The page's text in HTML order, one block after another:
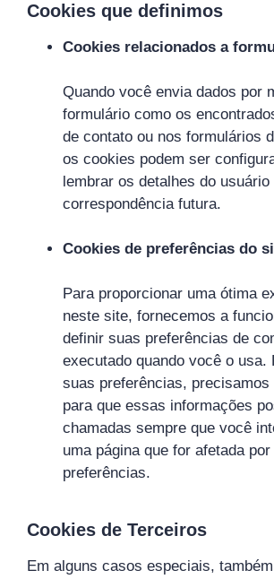
Cookies que definimos
Cookies relacionados a
Quando você envia dados por
formulário como os
de contato ou nos formulários
os cookies podem ser
lembrar os detalhes do usuário
correspondência futura.
Cookies de preferências do
Para proporcionar uma ótima
neste site, fornecemos a
definir suas preferências de
executado quando você o usa.
suas preferências,
para que essas informações
chamadas sempre que você
uma página que for afetada
preferências.
Cookies de Terceiros
Em alguns casos especiais,